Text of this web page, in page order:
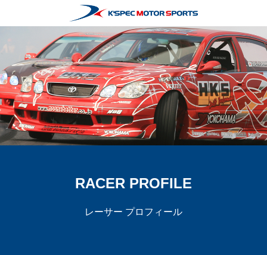
RACER PROFILE
レーサー プロフィール